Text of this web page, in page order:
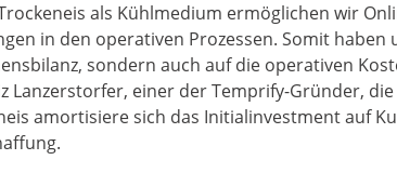
als Kühlmedium ermöglichen wir
in den operativen Prozessen. Somit haben
sondern auch auf die operativen
Lanzerstorfer, einer der Temprify-Gründer,
amortisiere sich das Initialinvestment auf